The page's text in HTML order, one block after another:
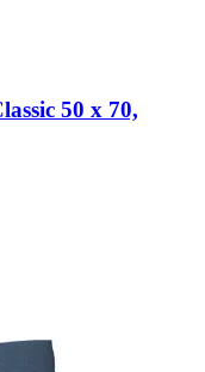
50 x 70,